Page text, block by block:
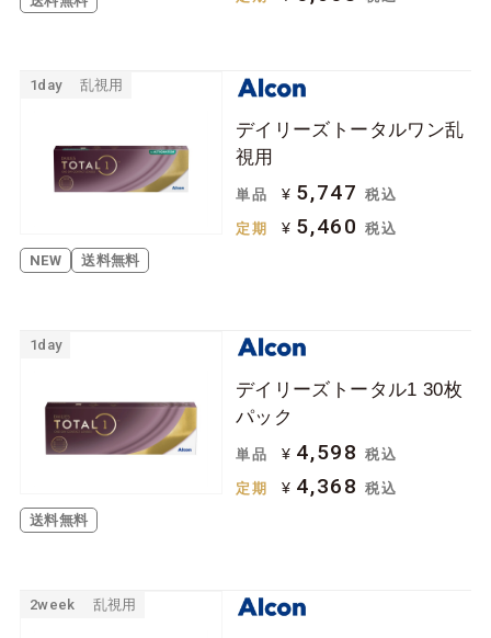
1day 乱視用
NEW 送料無料
デイリーズトータルワン乱
視用
単品 ¥ 5,747 税込
定期 ¥ 5,460 税込
1day
送料無料
デイリーズトータル1 30枚
パック
単品 ¥ 4,598 税込
定期 ¥ 4,368 税込
2week 乱視用